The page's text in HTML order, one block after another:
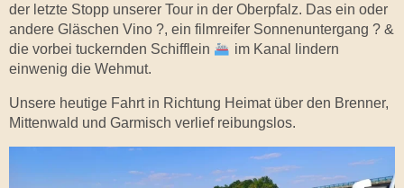
der letzte Stopp unserer Tour in der Oberpfalz. Das ein oder
andere Gläschen Vino ?, ein filmreifer Sonnenuntergang ? &
die vorbei tuckernden Schifflein
im Kanal lindern
einwenig die Wehmut.
Unsere heutige Fahrt in Richtung Heimat über den Brenner,
Mittenwald und Garmisch verlief reibungslos.